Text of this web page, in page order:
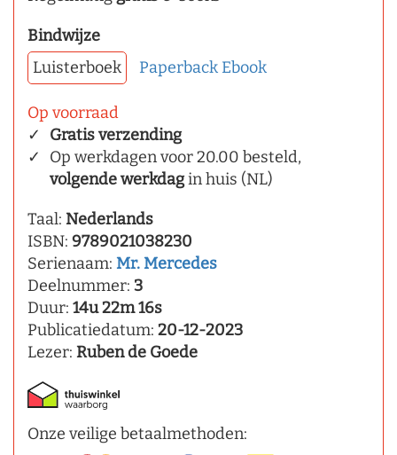
Bindwijze
Luisterboek
Paperback Ebook
Op voorraad
Gratis verzending
Op werkdagen voor 20.00 besteld,
volgende werkdagin huis (NL)
Taal: Nederlands
ISBN: 9789021038230
Serienaam: Mr. Mercedes
Deelnummer: 3
Duur: 14u 22m 16s
Publicatiedatum: 20-12-2023
Lezer: Ruben de Goede
Onze veilige betaalmethoden: